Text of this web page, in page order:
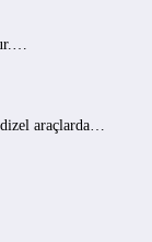
araçlarda…